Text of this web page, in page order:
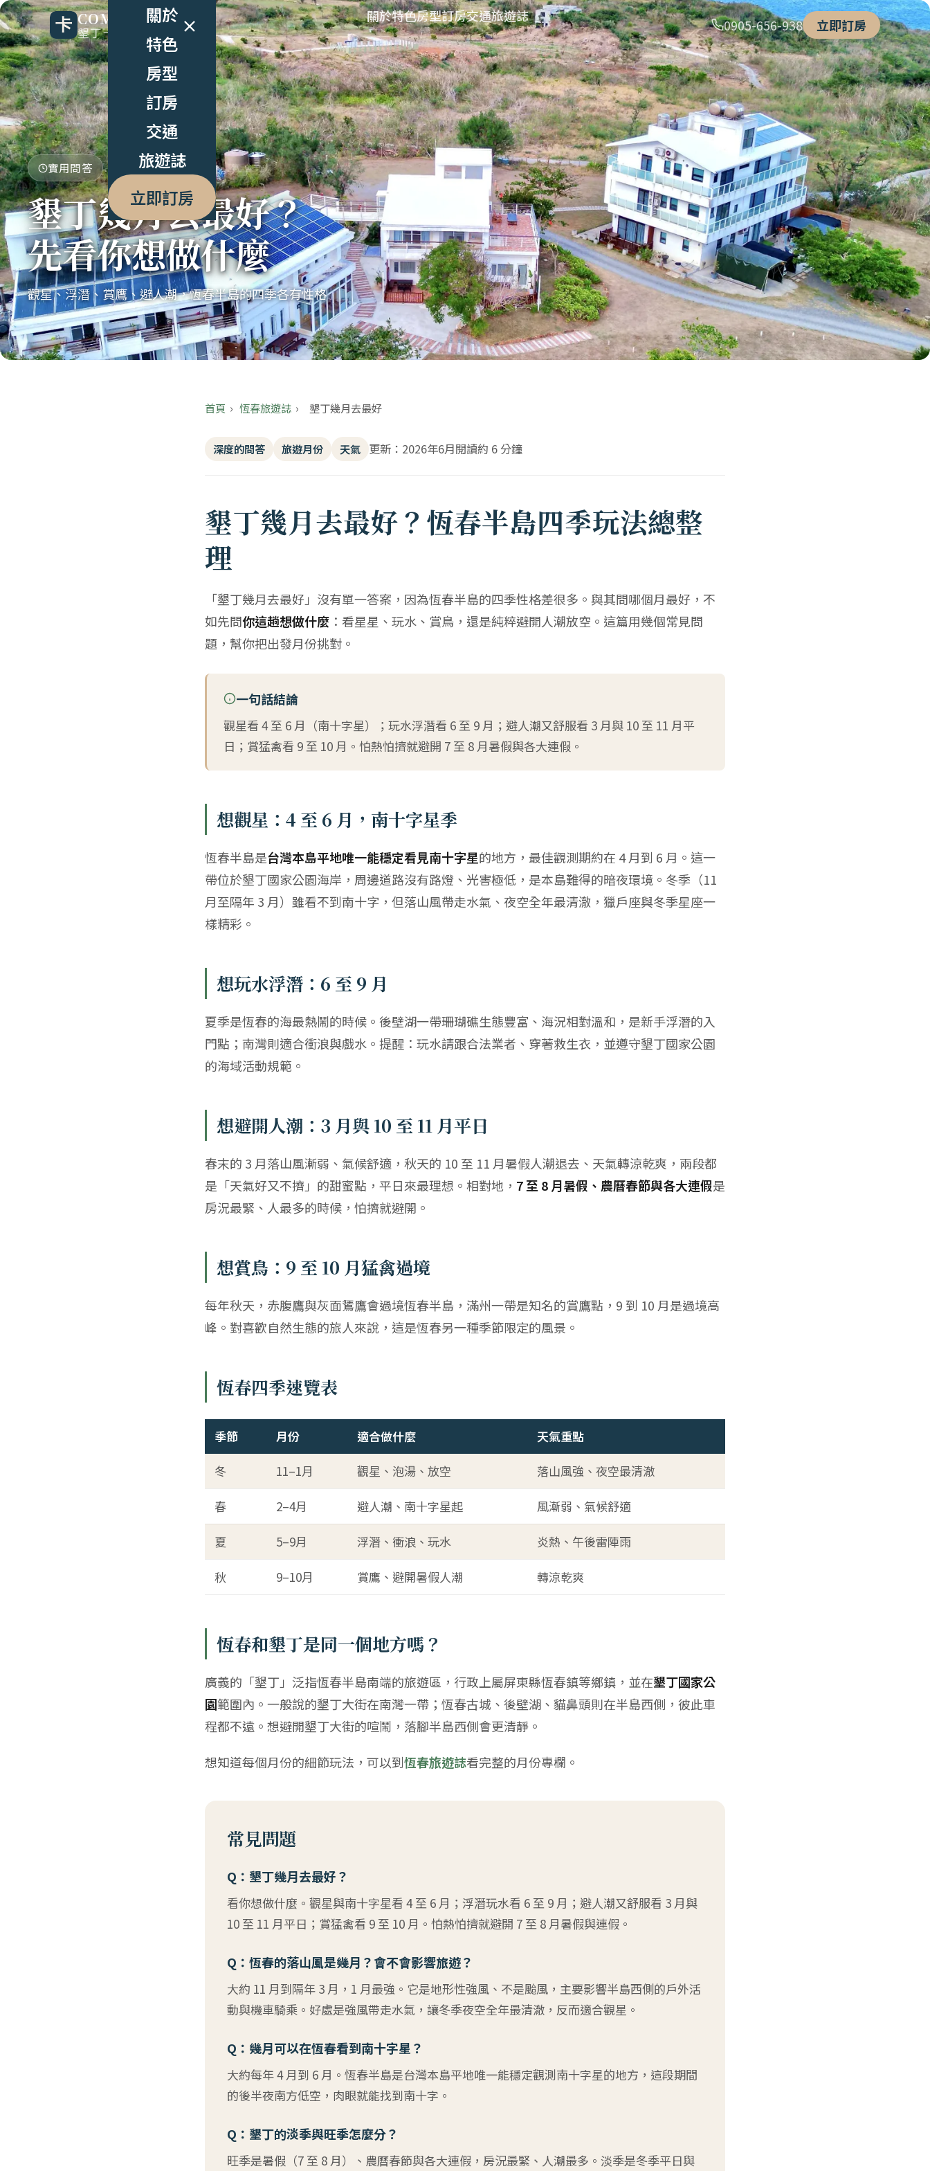
COMIC B&B
墾丁卡米克民宿
關於特色房型訂房交通旅遊誌
0905-656-938 立即訂房
關於
特色
房型
訂房
交通
旅遊誌
立即訂房
實用問答
墾丁幾月去最好？
先看你想做什麼
觀星、浮潛、賞鷹、避人潮，恆春半島的四季各有性格
首頁 › 恆春旅遊誌 › 墾丁幾月去最好
深度的問答 旅遊月份 天氣 更新：2026年6月閱讀約 6 分鐘
墾丁幾月去最好？恆春半島四季玩法總整
理
「墾丁幾月去最好」沒有單一答案，因為恆春半島的四季性格差很多。與其問哪個月最好，不
如先問你這趟想做什麼 ：看星星、玩水、賞鳥，還是純粹避開人潮放空。這篇用幾個常見問
題，幫你把出發月份挑對。
一句話結論
觀星看 4 至 6 月（南十字星）；玩水浮潛看 6 至 9 月；避人潮又舒服看 3 月與 10 至 11 月平
日；賞猛禽看 9 至 10 月。怕熱怕擠就避開 7 至 8 月暑假與各大連假。
想觀星：4 至 6 月，南十字星季
恆春半島是台灣本島平地唯一能穩定看見南十字星的地方，最佳觀測期約在 4 月到 6 月。這一
帶位於墾丁國家公園海岸，周邊道路沒有路燈、光害極低，是本島難得的暗夜環境。冬季（11
月至隔年 3 月）雖看不到南十字，但落山風帶走水氣、夜空全年最清澈，獵戶座與冬季星座一
樣精彩。
想玩水浮潛：6 至 9 月
夏季是恆春的海最熱鬧的時候。後壁湖一帶珊瑚礁生態豐富、海況相對溫和，是新手浮潛的入
門點；南灣則適合衝浪與戲水。提醒：玩水請跟合法業者、穿著救生衣，並遵守墾丁國家公園
的海域活動規範。
想避開人潮：3 月與 10 至 11 月平日
春末的 3 月落山風漸弱、氣候舒適，秋天的 10 至 11 月暑假人潮退去、天氣轉涼乾爽，兩段都
是「天氣好又不擠」的甜蜜點，平日來最理想。相對地， 7 至 8 月暑假、農曆春節與各大連假是
房況最緊、人最多的時候，怕擠就避開。
想賞鳥：9 至 10 月猛禽過境
每年秋天，赤腹鷹與灰面鵟鷹會過境恆春半島，滿州一帶是知名的賞鷹點，9 到 10 月是過境高
峰。對喜歡自然生態的旅人來說，這是恆春另一種季節限定的風景。
恆春四季速覽表
季節 月份 適合做什麼
天氣重點
冬
11–1月 觀星、泡湯、放空 落山風強、夜空最清澈
春 2–4月 避人潮、南十字星起 風漸弱、氣候舒適
夏 5–9月 浮潛、衝浪、玩水 炎熱、午後雷陣雨
秋 9–10月 賞鷹、避開暑假人潮 轉涼乾爽
恆春和墾丁是同一個地方嗎？
廣義的「墾丁」泛指恆春半島南端的旅遊區，行政上屬屏東縣恆春鎮等鄉鎮，並在墾丁國家公
園範圍內。一般說的墾丁大街在南灣一帶；恆春古城、後壁湖、貓鼻頭則在半島西側，彼此車
程都不遠。想避開墾丁大街的喧鬧，落腳半島西側會更清靜。
想知道每個月份的細節玩法，可以到恆春旅遊誌看完整的月份專欄。
常見問題
Q：墾丁幾月去最好？
看你想做什麼。觀星與南十字星看 4 至 6 月；浮潛玩水看 6 至 9 月；避人潮又舒服看 3 月與
10 至 11 月平日；賞猛禽看 9 至 10 月。怕熱怕擠就避開 7 至 8 月暑假與連假。
Q：恆春的落山風是幾月？會不會影響旅遊？
大約 11 月到隔年 3 月，1 月最強。它是地形性強風、不是颱風，主要影響半島西側的戶外活
動與機車騎乘。好處是強風帶走水氣，讓冬季夜空全年最清澈，反而適合觀星。
Q：幾月可以在恆春看到南十字星？
大約每年 4 月到 6 月。恆春半島是台灣本島平地唯一能穩定觀測南十字星的地方，這段期間
的後半夜南方低空，肉眼就能找到南十字。
Q：墾丁的淡季與旺季怎麼分？
旺季是暑假（7 至 8 月）、農曆春節與各大連假，房況最緊、人潮最多。淡季是冬季平日與